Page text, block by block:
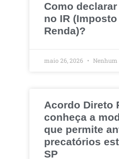
Como
no IR (Imposto
Renda)?
maio 26, 2026 Nenhum
Acordo Direto
conheça a
que permite
precatórios
SP